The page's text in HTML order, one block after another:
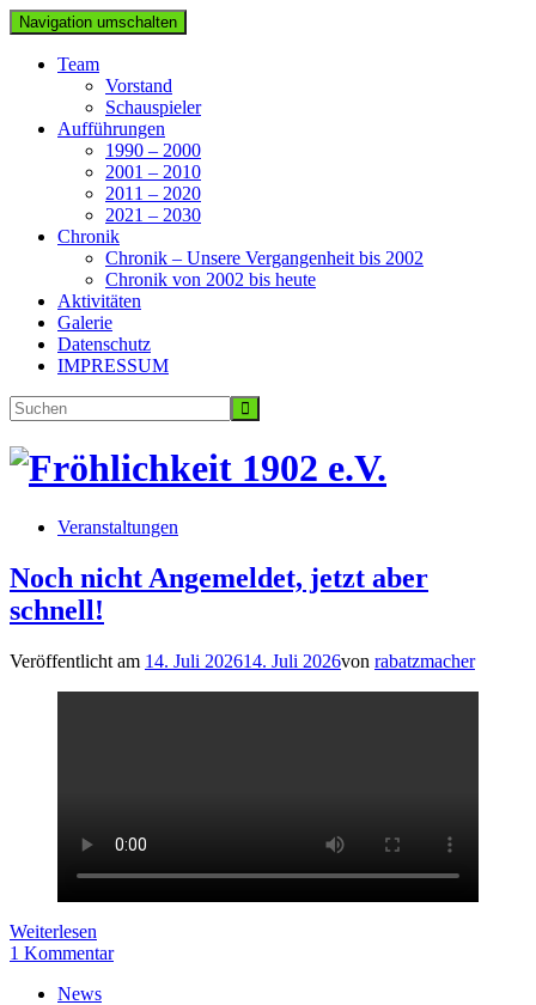
Navigation umschalten
Team
Vorstand
Schauspieler
Aufführungen
1990 – 2000
2001 – 2010
2011 – 2020
2021 – 2030
Chronik
Chronik – Unsere Vergangenheit bis 2002
Chronik von 2002 bis heute
Aktivitäten
Galerie
Datenschutz
IMPRESSUM
Veranstaltungen
Noch nicht Angemeldet, jetzt aber
schnell!
Veröffentlicht am 14. Juli 202614. Juli 2026von rabatzmacher
Weiterlesen
1 Kommentar
News